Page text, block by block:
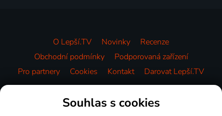
O Lepší.TV Novinky
Recenze
Obchodní podmínky
Podporovaná zařízení
Pro partnery
Cookies Kontakt Darovat Lepší.TV
Videotéka
Souhlas s cookies